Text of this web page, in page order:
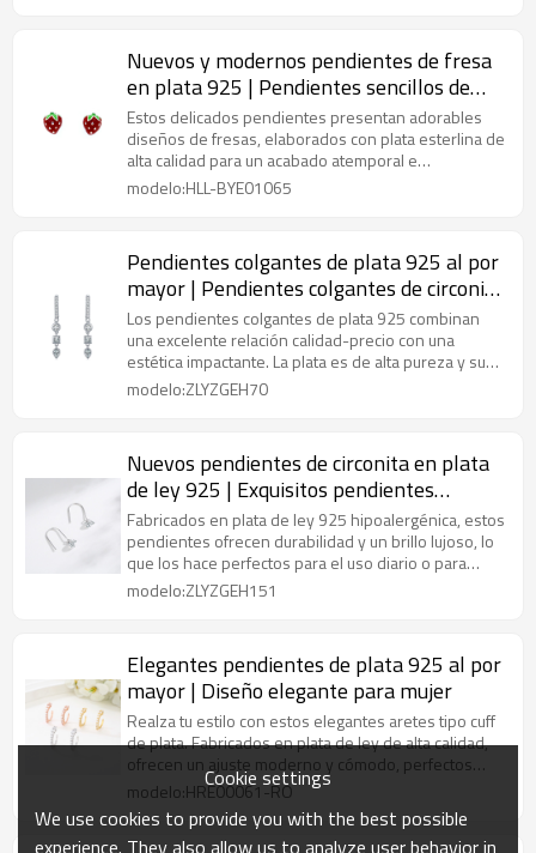
Nuevos y modernos pendientes de fresa
en plata 925 | Pendientes sencillos de
plata para mujer
Estos delicados pendientes presentan adorables
diseños de fresas, elaborados con plata esterlina de
alta calidad para un acabado atemporal e
hipoalergénico.
modelo:HLL-BYE01065
Pendientes colgantes de plata 925 al por
mayor | Pendientes colgantes de circonita
cúbica de lujo para mujer
Los pendientes colgantes de plata 925 combinan
una excelente relación calidad-precio con una
estética impactante. La plata es de alta pureza y su
diseño se puede personalizar.
modelo:ZLYZGEH70
Nuevos pendientes de circonita en plata
de ley 925 | Exquisitos pendientes
colgantes de plata para mujer
Fabricados en plata de ley 925 hipoalergénica, estos
pendientes ofrecen durabilidad y un brillo lujoso, lo
que los hace perfectos para el uso diario o para
ocasiones especiales.
modelo:ZLYZGEH151
Elegantes pendientes de plata 925 al por
mayor | Diseño elegante para mujer
Realza tu estilo con estos elegantes aretes tipo cuff
de plata. Fabricados en plata de ley de alta calidad,
ofrecen un ajuste moderno y cómodo, perfectos
para cualquier ocasión.
modelo:HRE00061-RO
Cookie settings
We use cookies to provide you with the best possible
experience. They also allow us to analyze user behavior in